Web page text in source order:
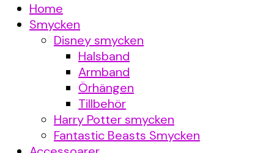
Cute
Home
Smycken
Disney smycken
Halsband
Armband
Örhängen
Tillbehör
Harry Potter smycken
Fantastic Beasts Smycken